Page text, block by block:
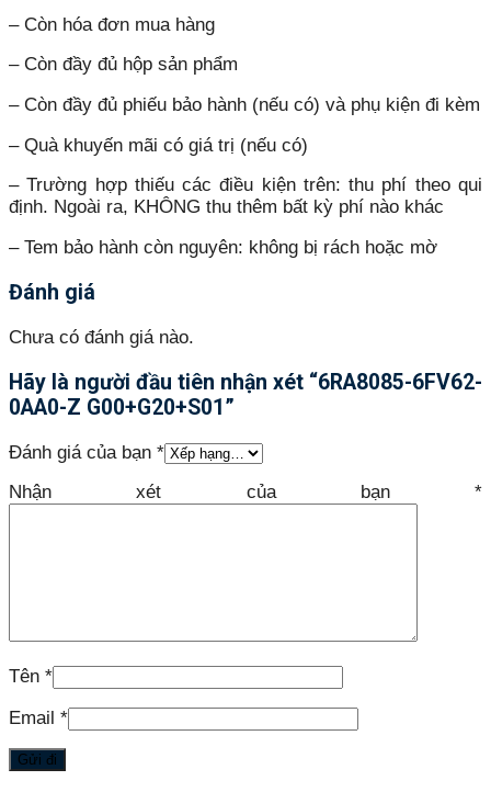
– Còn hóa đơn mua hàng
– Còn đầy đủ hộp sản phẩm
– Còn đầy đủ phiếu bảo hành (nếu có) và phụ kiện đi kèm
– Quà khuyến mãi có giá trị (nếu có)
– Trường hợp thiếu các điều kiện trên: thu phí theo qui
định. Ngoài ra, KHÔNG thu thêm bất kỳ phí nào khác
– Tem bảo hành còn nguyên: không bị rách hoặc mờ
Đánh giá
Chưa có đánh giá nào.
Hãy là người đầu tiên nhận xét “6RA8085-6FV62-
0AA0-Z G00+G20+S01”
Đánh giá của bạn *
Nhận xét của bạn *
Tên *
Email *